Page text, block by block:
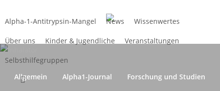
Hauptinhalt
Alpha-1-Antitrypsin-Mangel News Wissenwertes
Über uns Kinder & Jugendliche Veranstaltungen
Selbsthilfegruppen
suchen
Allgemein Alpha1-Journal Forschung und Studien